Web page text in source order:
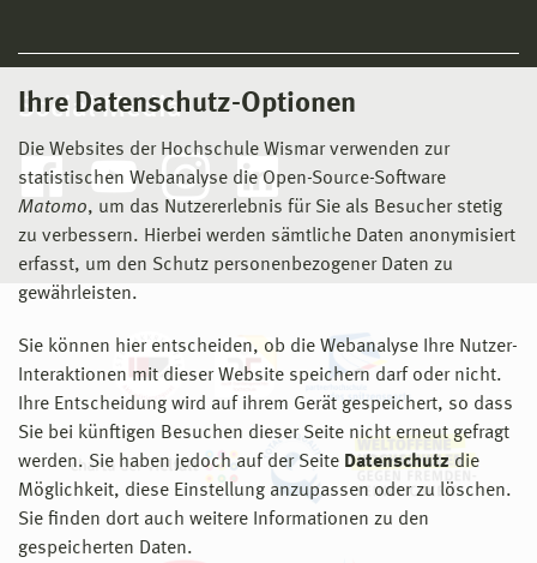
Ihre Datenschutz-Optionen
Die Websites der Hochschule Wismar verwenden zur
statistischen Webanalyse die Open-Source-Software
Matomo, um das Nutzererlebnis für Sie als Besucher stetig
zu verbessern. Hierbei werden sämtliche Daten anonymisiert
erfasst, um den Schutz personenbezogener Daten zu
gewährleisten.
Sie können hier entscheiden, ob die Webanalyse Ihre Nutzer-
Interaktionen mit dieser Website speichern darf oder nicht.
Ihre Entscheidung wird auf ihrem Gerät gespeichert, so dass
Sie bei künftigen Besuchen dieser Seite nicht erneut gefragt
werden. Sie haben jedoch auf der Seite Datenschutz die
Möglichkeit, diese Einstellung anzupassen oder zu löschen.
Sie finden dort auch weitere Informationen zu den
gespeicherten Daten.
Social Media